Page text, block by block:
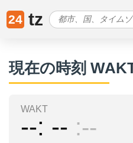
24 tz
現在の時刻
WAKT
-- -- --